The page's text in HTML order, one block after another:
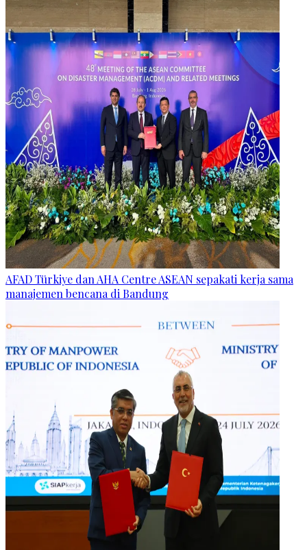
AFAD Türkiye dan AHA Centre ASEAN sepakati kerja sama
manajemen bencana di Bandung